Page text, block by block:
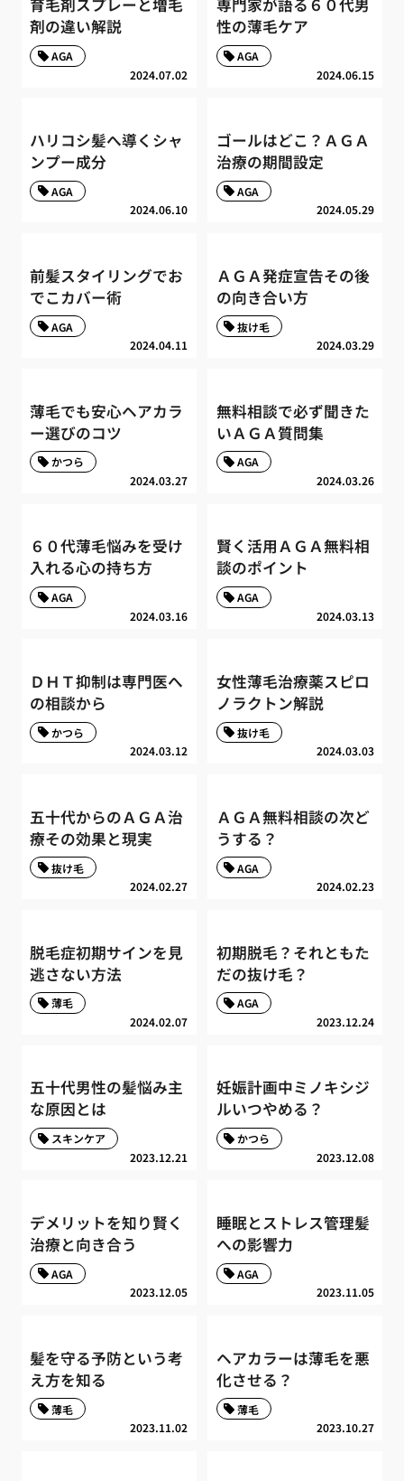
育毛剤スプレーと増毛
剤の違い解説
2024.07.02
AGA
専門家が語る６０代男
性の薄毛ケア
2024.06.15
AGA
ハリコシ髪へ導くシャ
ンプー成分
2024.06.10
AGA
ゴールはどこ？ＡＧＡ
治療の期間設定
2024.05.29
AGA
前髪スタイリングでお
でこカバー術
2024.04.11
AGA
ＡＧＡ発症宣告その後
の向き合い方
2024.03.29
抜け毛
薄毛でも安心ヘアカラ
ー選びのコツ
2024.03.27
かつら
無料相談で必ず聞きた
いＡＧＡ質問集
2024.03.26
AGA
６０代薄毛悩みを受け
入れる心の持ち方
2024.03.16
AGA
賢く活用ＡＧＡ無料相
談のポイント
2024.03.13
AGA
ＤＨＴ抑制は専門医へ
の相談から
2024.03.12
かつら
女性薄毛治療薬スピロ
ノラクトン解説
2024.03.03
抜け毛
五十代からのＡＧＡ治
療その効果と現実
2024.02.27
抜け毛
ＡＧＡ無料相談の次ど
うする？
2024.02.23
AGA
脱毛症初期サインを見
逃さない方法
2024.02.07
薄毛
初期脱毛？それともた
だの抜け毛？
2023.12.24
AGA
五十代男性の髪悩み主
な原因とは
2023.12.21
スキンケア
妊娠計画中ミノキシジ
ルいつやめる？
2023.12.08
かつら
デメリットを知り賢く
治療と向き合う
2023.12.05
AGA
睡眠とストレス管理髪
への影響力
2023.11.05
AGA
髪を守る予防という考
え方を知る
2023.11.02
薄毛
ヘアカラーは薄毛を悪
化させる？
2023.10.27
薄毛